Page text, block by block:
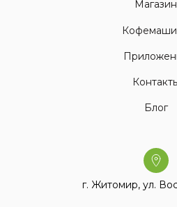
Магазин
Блог
г. Житомир, ул.